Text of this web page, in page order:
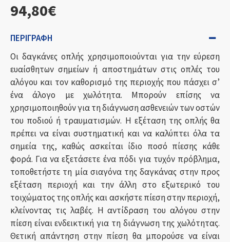
94,80€
ΠΕΡΙΓΡΑΦΉ
Οι δαγκάνες οπλής χρησιμοποιούνται για την εύρεση
ευαίσθητων σημείων ή αποστημάτων στις οπλές του
αλόγου και τον καθορισμό της περιοχής που πάσχει σ’
ένα άλογο με χωλότητα. Μπορούν επίσης να
χρησιμοποιηθούν για τη διάγνωση ασθενειών των οστών
του ποδιού ή τραυματισμών. Η εξέταση της οπλής θα
πρέπει να είναι συστηματική και να καλύπτει όλα τα
σημεία της, καθώς ασκείται ίδιο ποσό πίεσης κάθε
φορά. Για να εξετάσετε ένα πόδι για τυχόν πρόβλημα,
τοποθετήστε τη μία σιαγόνα της δαγκάνας στην προς
εξέταση περιοχή και την άλλη στο εξωτερικό του
τοιχώματος της οπλής και ασκήστε πίεση στην περιοχή,
κλείνοντας τις λαβές. Η αντίδραση του αλόγου στην
πίεση είναι ενδεικτική για τη διάγνωση της χωλότητας.
Θετική απάντηση στην πίεση θα μπορούσε να είναι